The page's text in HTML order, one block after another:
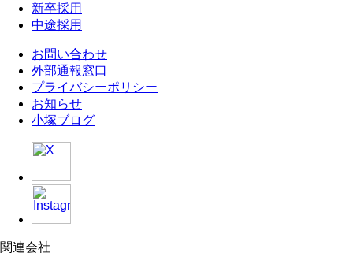
新卒採用
中途採用
お問い合わせ
外部通報窓口
プライバシーポリシー
お知らせ
小塚ブログ
関連会社